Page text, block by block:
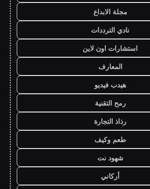
مجلة الابداع
نادي الترددات
استشارات اون لاين
المعارف
هيدب فيديو
رمح التقنية
رذاذ التجارة
طعم وكيف
شهود نت
أركاني